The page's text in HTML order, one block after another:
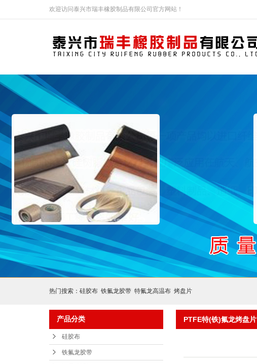
欢迎访问泰兴市瑞丰橡胶制品有限公司官方网站！
热门搜索： 硅胶布 铁氟龙胶带 特氟龙高温布 烤盘片
产品分类
硅胶布
铁氟龙胶带
PTFE特(铁)氟龙烤盘片